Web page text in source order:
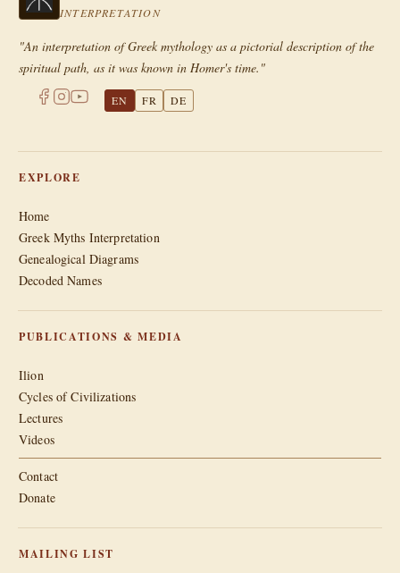
INTERPRETATION
"An interpretation of Greek mythology as a pictorial description of the
spiritual path, as it was known in Homer's time."
EN FR DE
EXPLORE
Home
Greek Myths Interpretation
Genealogical Diagrams
Decoded Names
PUBLICATIONS & MEDIA
Ilion
Cycles of Civilizations
Lectures
Videos
Contact
Donate
MAILING LIST